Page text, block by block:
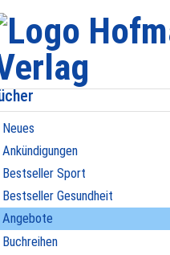
Neues
Ankündigungen
Bestseller Sport
Bestseller Gesundheit
Angebote
Buchreihen